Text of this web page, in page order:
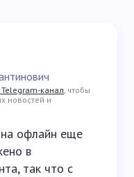
канал, чтобы
новостей и
офлайн еще
в
так что с